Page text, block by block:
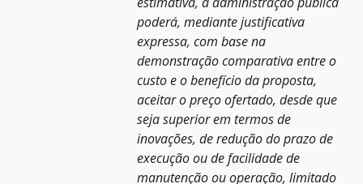
poderá, mediante justificativa
expressa, com base na
demonstração comparativa entre o
custo e o benefício da proposta,
aceitar o preço ofertado, desde que
seja superior em termos de
inovações, de redução do prazo de
execução ou de facilidade de
manutenção ou operação, limitado